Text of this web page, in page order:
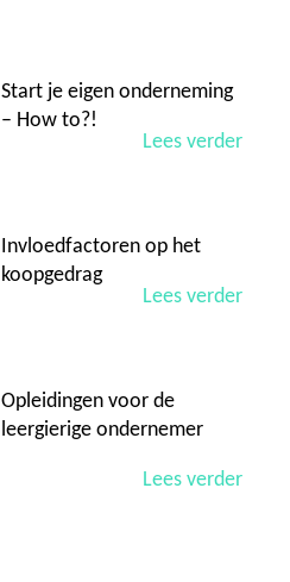
Start je eigen onderneming
– How to?!
Lees verder
Invloedfactoren op het
koopgedrag
Lees verder
Opleidingen voor de
leergierige ondernemer
Lees verder